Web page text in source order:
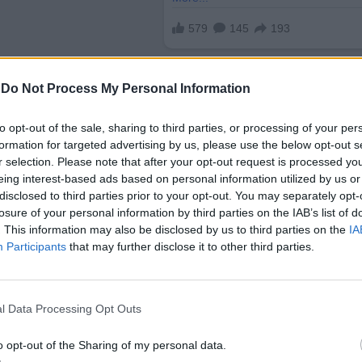
Do Not Process My Personal Information
opt-out of the sale, sharing to third parties, or processing of your
for targeted advertising by us, please use the below opt-out
selection. Please note that after your opt-out request is processed
interest-based ads based on personal information utilized by us
to third parties prior to your opt-out. You may separately
of your personal information by third parties on the IAB’s list of
This information may also be disclosed by us to third parties on the
Participants that may further disclose it to other third parties.
Data Processing Opt Outs
opt-out of the Sharing of my personal data.
на чужденци, които купуваха евтино
гости, но това не е толкова лесно заради
хора, коитоне владеят японскив детайли..
задълбочаващ се проблем
– много
се развиват подобни процеси. Но докато за
жилище с история и възстановяването му е
пандемията
японците традиционно предпочитат да